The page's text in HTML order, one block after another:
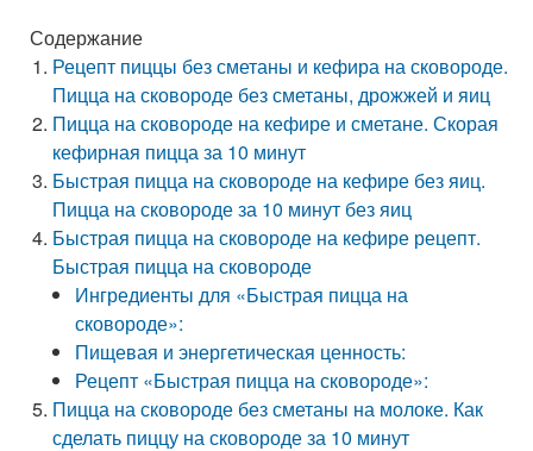
Содержание
Рецепт пиццы без сметаны и кефира на сковороде.
Пицца на сковороде без сметаны, дрожжей и яиц
Пицца на сковороде на кефире и сметане. Скорая
кефирная пицца за 10 минут
Быстрая пицца на сковороде на кефире без яиц.
Пицца на сковороде за 10 минут без яиц
Быстрая пицца на сковороде на кефире рецепт.
Быстрая пицца на сковороде
Ингредиенты для «Быстрая пицца на
сковороде»:
Пищевая и энергетическая ценность:
Рецепт «Быстрая пицца на сковороде»:
Пицца на сковороде без сметаны на молоке. Как
сделать пиццу на сковороде за 10 минут